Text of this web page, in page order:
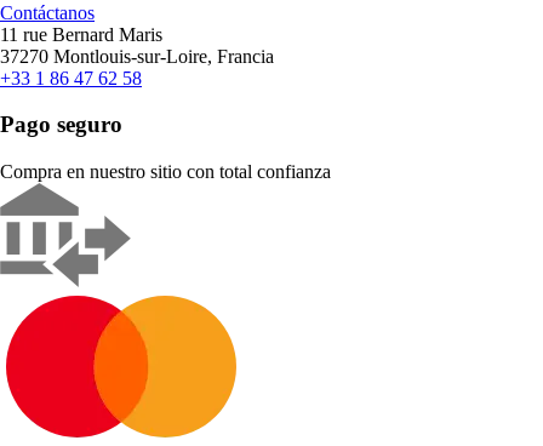
Contáctanos
11 rue Bernard Maris
37270 Montlouis-sur-Loire, Francia
+33 1 86 47 62 58
Pago seguro
Compra en nuestro sitio con total confianza